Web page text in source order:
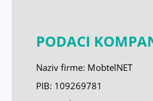
PODACI
Naziv firme: MobtelNET
PIB: 109269781